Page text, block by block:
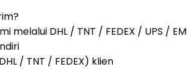
melalui DHL / TNT / FEDEX / UPS /
/ TNT / FEDEX) klien